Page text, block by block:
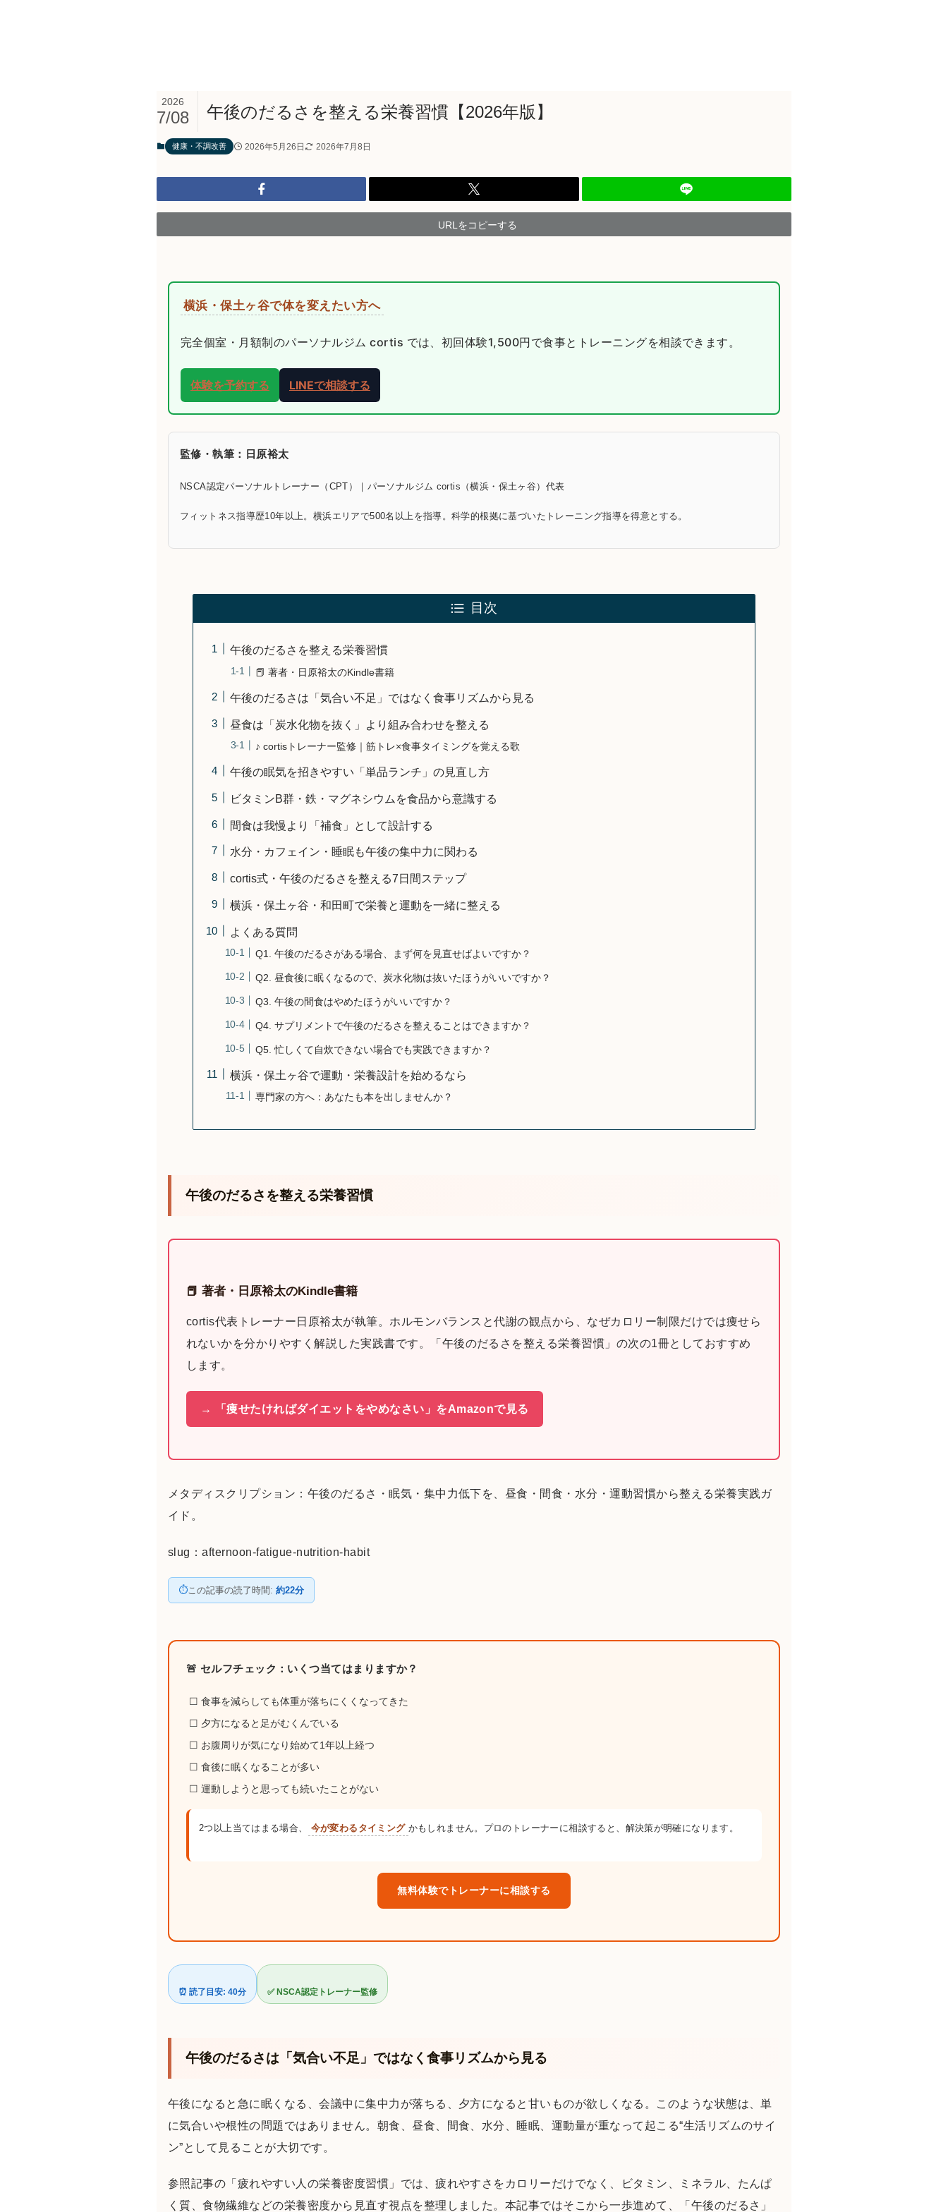
午後のだるさを整える栄養習慣【2026年版】
2026
7/08
健康・不調改善 2026年5月26日 2026年7月8日
URLをコピーする
横浜・保土ヶ谷で体を変えたい方へ
完全個室・月額制のパーソナルジム cortis では、初回体験1,500円で食事とトレーニングを相談できます。
体験を予約する LINEで相談する
監修・執筆：日原裕太
NSCA認定パーソナルトレーナー（CPT）｜パーソナルジム cortis（横浜・保土ヶ谷）代表
フィットネス指導歴10年以上。横浜エリアで500名以上を指導。科学的根拠に基づいたトレーニング指導を得意とする。
目次
午後のだるさを整える栄養習慣
📕 著者・日原裕太のKindle書籍
午後のだるさは「気合い不足」ではなく食事リズムから見る
昼食は「炭水化物を抜く」より組み合わせを整える
♪ cortisトレーナー監修｜筋トレ×食事タイミングを覚える歌
午後の眠気を招きやすい「単品ランチ」の見直し方
ビタミンB群・鉄・マグネシウムを食品から意識する
間食は我慢より「補食」として設計する
水分・カフェイン・睡眠も午後の集中力に関わる
cortis式・午後のだるさを整える7日間ステップ
横浜・保土ヶ谷・和田町で栄養と運動を一緒に整える
よくある質問
Q1. 午後のだるさがある場合、まず何を見直せばよいですか？
Q2. 昼食後に眠くなるので、炭水化物は抜いたほうがいいですか？
Q3. 午後の間食はやめたほうがいいですか？
Q4. サプリメントで午後のだるさを整えることはできますか？
Q5. 忙しくて自炊できない場合でも実践できますか？
横浜・保土ヶ谷で運動・栄養設計を始めるなら
専門家の方へ：あなたも本を出しませんか？
午後のだるさを整える栄養習慣
📕 著者・日原裕太のKindle書籍
cortis代表トレーナー日原裕太が執筆。ホルモンバランスと代謝の観点から、なぜカロリー制限だけでは痩せら
れないかを分かりやすく解説した実践書です。「午後のだるさを整える栄養習慣」の次の1冊としておすすめ
します。
→ 「痩せたければダイエットをやめなさい」をAmazonで見る
メタディスクリプション：午後のだるさ・眠気・集中力低下を、昼食・間食・水分・運動習慣から整える栄養実践ガ
イド。
slug：afternoon-fatigue-nutrition-habit
⏱この記事の読了時間: 約22分
🚨 セルフチェック：いくつ当てはまりますか？
☐ 食事を減らしても体重が落ちにくくなってきた
☐ 夕方になると足がむくんでいる
☐ お腹周りが気になり始めて1年以上経つ
☐ 食後に眠くなることが多い
☐ 運動しようと思っても続いたことがない
2つ以上当てはまる場合、 今が変わるタイミング かもしれません。プロのトレーナーに相談すると、解決策が明確になります。
無料体験でトレーナーに相談する
⏰ 読了目安: 40分 ✅ NSCA認定トレーナー監修
午後のだるさは「気合い不足」ではなく食事リズムから見る
午後になると急に眠くなる、会議中に集中力が落ちる、夕方になると甘いものが欲しくなる。このような状態は、単
に気合いや根性の問題ではありません。朝食、昼食、間食、水分、睡眠、運動量が重なって起こる“生活リズムのサイ
ン”として見ることが大切です。
参照記事の「疲れやすい人の栄養密度習慣」では、疲れやすさをカロリーだけでなく、ビタミン、ミネラル、たんぱ
く質、食物繊維などの栄養密度から見直す視点を整理しました。本記事ではそこから一歩進めて、「午後のだるさ」